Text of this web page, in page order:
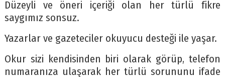
Düzeyli ve öneri içeriği olan her türlü fikre
saygımız sonsuz.
Yazarlar ve gazeteciler okuyucu desteği ile yaşar.
Okur sizi kendisinden biri olarak görüp, telefon
numaranıza ulaşarak her türlü sorununu ifade